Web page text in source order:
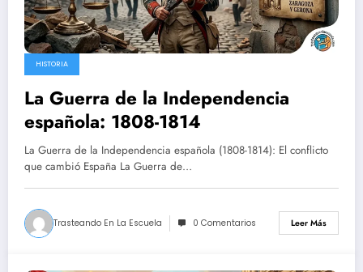
HISTORIA
La Guerra de la Independencia
española: 1808-1814
La Guerra de la Independencia española (1808-1814): El conflicto
que cambió España La Guerra de…
Trasteando En La Escuela 0 Comentarios Leer Más